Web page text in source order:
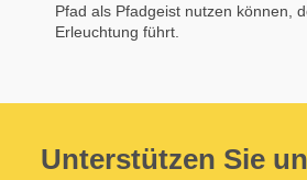
Pfad als Pfadgeist nutzen können,
Erleuchtung führt.
Unterstützen Sie